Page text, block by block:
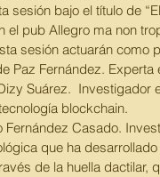
sesión bajo el título de
el pub Allegro ma non
sesión actuarán como
Paz Fernández.
Suárez.  Investigador
blockchain.
Fernández Casado.
que ha
de la huella dactilar,